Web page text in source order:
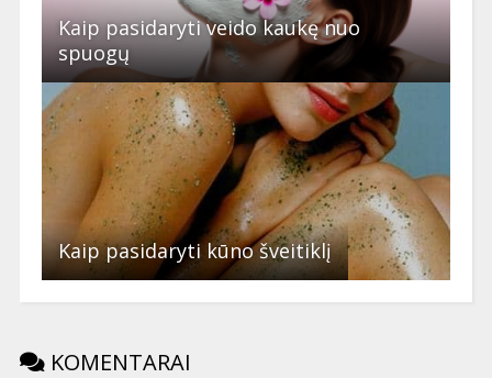
Kaip pasidaryti veido kaukę nuo
spuogų
Kaip pasidaryti kūno šveitiklį
KOMENTARAI